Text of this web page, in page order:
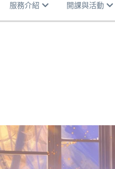
服務介紹 開課與活動